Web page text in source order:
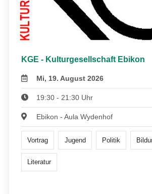
KGE - Kulturgesellschaft Ebikon
Mi, 19. August 2026
19:30 - 21:30 Uhr
Ebikon - Aula Wydenhof
Vortrag Jugend Politik
Literatur